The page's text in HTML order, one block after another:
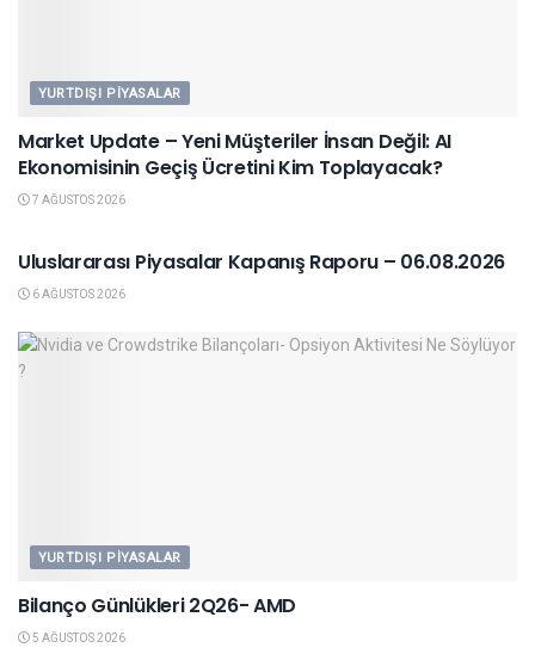
YURTDIŞI PIYASALAR
Market Update – Yeni Müşteriler İnsan Değil: AI
Ekonomisinin Geçiş Ücretini Kim Toplayacak?
7 AĞUSTOS 2026
Uluslararası Piyasalar Kapanış Raporu – 06.08.2026
6 AĞUSTOS 2026
YURTDIŞI PIYASALAR
Bilanço Günlükleri 2Q26- AMD
5 AĞUSTOS 2026